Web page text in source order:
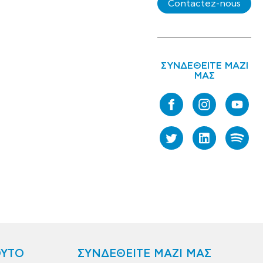
Contactez-nous
ΣΥΝΔΕΘΕΙΤΕ ΜΑΖΙ
ΜΑΣ
ΣΥΝΔΕΘΕΙΤΕ ΜΑΖΙ ΜΑΣ